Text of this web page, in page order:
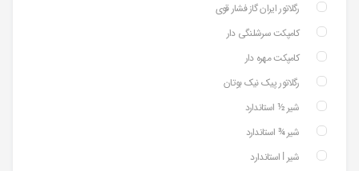
رگلاتور ایران گاز فشار قوی
کامپکت سرشلنگی دار
کامپکت مهره دار
رگلاتور پیک نیک بوتان
شیر ½ استاندارد
شیر ¾ استاندارد
شیر ⅼ استاندارد